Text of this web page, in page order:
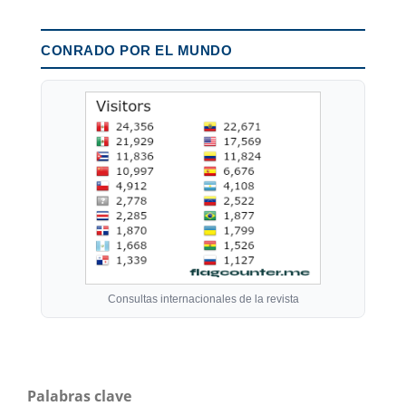
CONRADO POR EL MUNDO
Consultas internacionales de la revista
Palabras clave